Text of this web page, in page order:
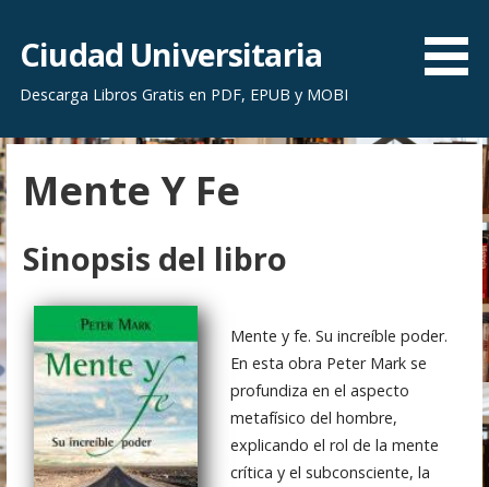
r
a
l
c
o
n
e
n
i
d
o
Ciudad Universitaria
Descarga Libros Gratis en PDF, EPUB y MOBI
Mente Y Fe
Sinopsis del libro
Mente y fe. Su increíble poder.
En esta obra Peter Mark se
profundiza en el aspecto
metafísico del hombre,
explicando el rol de la mente
crítica y el subconsciente, la